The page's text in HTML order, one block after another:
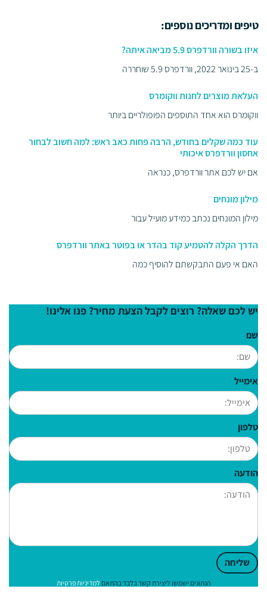
טיפים ומדריכים נוספים:
איזו בשורה וורדפרס 5.9 מביאה איתה?
ב-25 בינואר 2022, וורדפרס 5.9 שוחררה
העלאת מוצרים לחנות ווקומרס
ווקומרס הוא אחד התוספים הפופולריים ביותר
עוד כמה שקלים בחודש, הרבה פחות כאב ראש: למה חשוב לבחור
אחסון וורדפרס איכותי
אם יש לכם אתר וורדפרס, כנראה
מילון מונחים
מילון המונחים נכתב כמידע מועיל עבור
הדרך הקלה להטמיע קוד בהדר או בפוטר באתר וורדפרס
האם אי פעם התבקשתם להוסיף כמה
יש לכם שאלה? רוצים לקבל הצעת מחיר? פנו אלינו!
שם
אימייל
טלפון
הודעה
שליחה
הנתונים ישמשו ליצירת קשר בלבד בהתאםלמדיניות פרטיות